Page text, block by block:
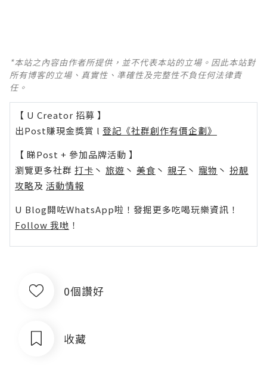
*本站之內容由作者所提供，並不代表本站的立場。因此本站對
所有博客的立場、真實性、準確性及完整性不負任何法律責
任。
【 U Creator 招募 】
出Post賺現金獎賞 l 登記《社群創作有價企劃》
【 睇Post + 參加品牌活動 】
瀏覽更多社群 打卡 丶 旅遊 丶 美食 丶 親子 丶 寵物 丶 扮靚
攻略及 活動情報
U Blog開咗WhatsApp啦！發掘更多吃喝玩樂資訊！
Follow 我哋 ！
0個讚好
收藏